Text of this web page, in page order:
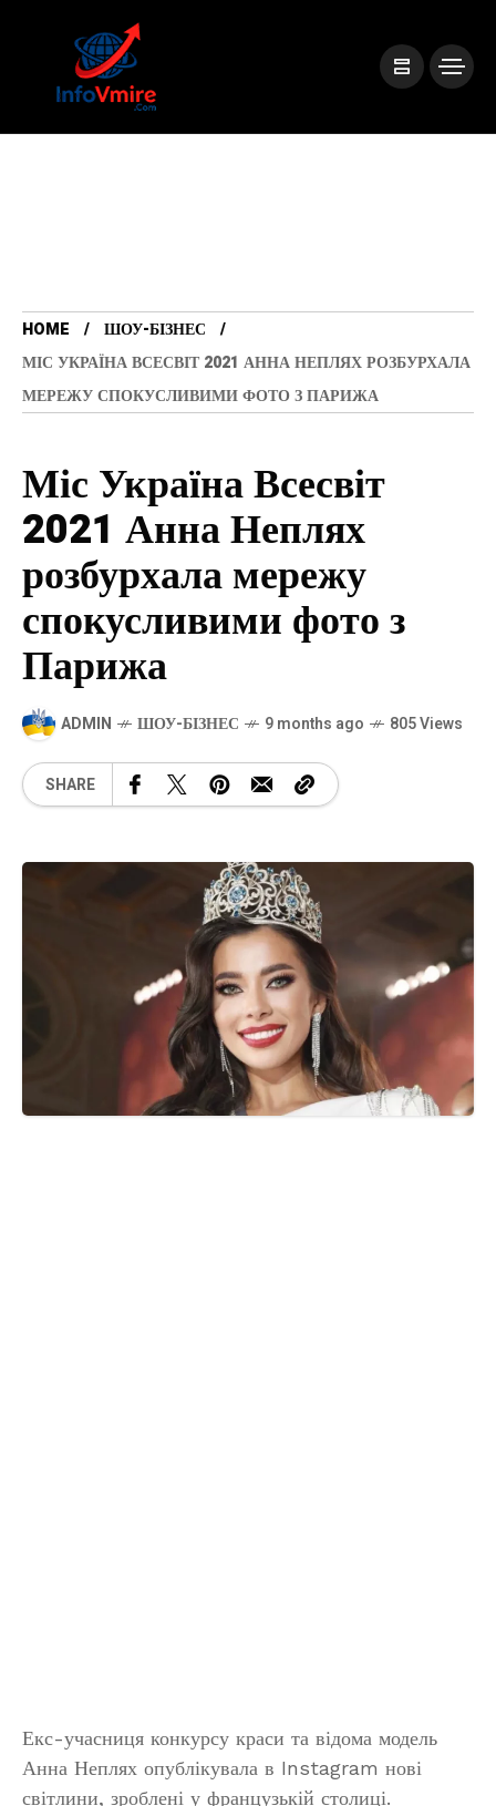
HOME
ШОУ-БІЗНЕС
МІС УКРАЇНА ВСЕСВІТ 2021 АННА НЕПЛЯХ РОЗБУРХАЛА
МЕРЕЖУ СПОКУСЛИВИМИ ФОТО З ПАРИЖА
Міс Україна Всесвіт
2021 Анна Неплях
розбурхала мережу
спокусливими фото з
Парижа
ADMIN ШОУ-БІЗНЕС 9 months ago 805 Views
SHARE
Екс-учасниця конкурсу краси та відома модель
Анна Неплях опублікувала в Instagram нові
світлини, зроблені у французькій столиці.